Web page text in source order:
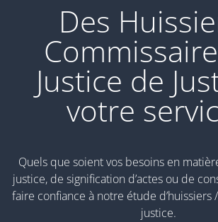
Des
Justice de
votre
Quels que soient vos besoins en
justice, de signification d’actes ou de
faire confiance à notre étude d’huissiers
justice.